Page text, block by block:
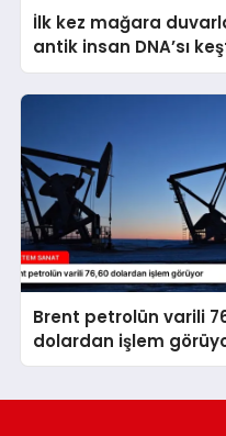
İlk kez mağara
antik insan DNA’sı
Brent petrolün varili
dolardan işlem